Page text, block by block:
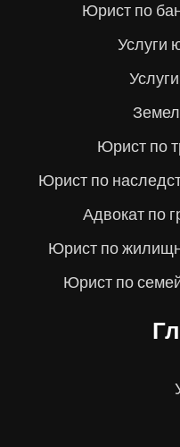
Юрист по
Услуги
Юрист по
Юрист по
Адвокат по
Юрист по
Юрист по